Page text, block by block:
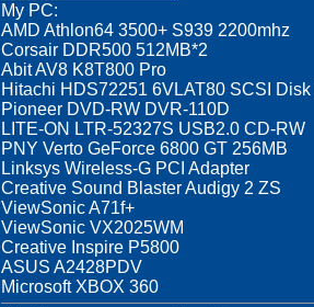
My PC:
AMD Athlon64 3500+ S939 2200mhz
Corsair DDR500 512MB*2
Abit AV8 K8T800 Pro
Hitachi HDS72251 6VLAT80 SCSI
Pioneer DVD-RW DVR-110D
LITE-ON LTR-52327S USB2.0 CD-RW
PNY Verto GeForce 6800 GT 256MB
Linksys Wireless-G PCI Adapter
Creative Sound Blaster Audigy 2 ZS
ViewSonic A71f+
ViewSonic VX2025WM
Creative Inspire P5800
ASUS A2428PDV
Microsoft XBOX 360